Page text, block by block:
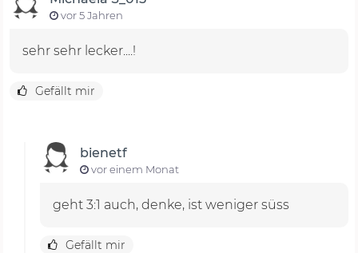
vor 5 Jahren
sehr sehr lecker....!
Gefällt mir
bienetf
vor einem Monat
geht 3:1 auch, denke, ist weniger süss
Gefällt mir